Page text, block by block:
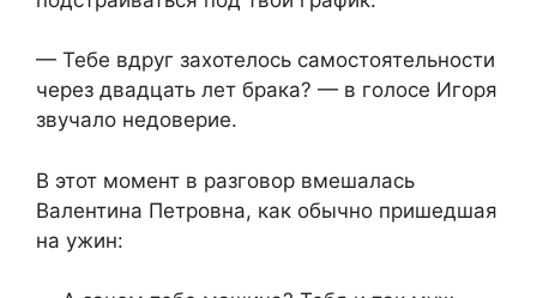
— Тебе вдруг захотелось самостоятельности
через двадцать лет брака? — в голосе Игоря
звучало недоверие.
В этот момент в разговор вмешалась
Валентина Петровна, как обычно пришедшая
на ужин: